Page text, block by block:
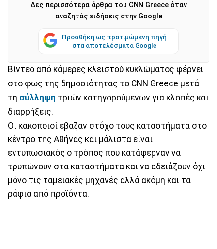
Δες περισσότερα άρθρα του CNN Greece όταν
αναζητάς ειδήσεις στην Google
Προσθήκη ως προτιμώμενη πηγή
στα αποτελέσματα Google
Βίντεο από κάμερες κλειστού κυκλώματος φέρνει
στο φως της δημοσιότητας το CNN Greece μετά
τη σύλληψη τριών κατηγορούμενων για κλοπές και
διαρρήξεις.
Οι κακοποιοί έβαζαν στόχο τους καταστήματα στο
κέντρο της Αθήνας και μάλιστα είναι
εντυπωσιακός ο τρόπος που κατάφερναν να
τρυπώνουν στα καταστήματα και να αδειάζουν όχι
μόνο τις ταμειακές μηχανές αλλά ακόμη και τα
ράφια από προϊόντα.